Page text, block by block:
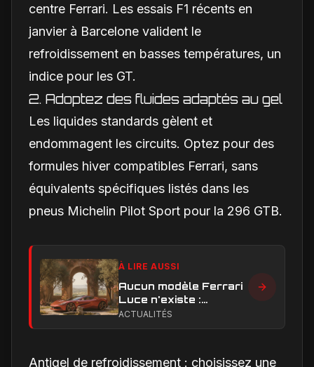
centre Ferrari. Les essais F1 récents en
janvier à Barcelone valident le
refroidissement en basses températures, un
indice pour les GT.
2. Adoptez des fluides adaptés au gel
Les liquides standards gèlent et
endommagent les circuits. Optez pour des
formules hiver compatibles Ferrari, sans
équivalents spécifiques listés dans les
pneus Michelin Pilot Sport pour la 296 GTB.
À LIRE AUSSI
Aucun modèle Ferrari
Luce n'existe :
clarification sur les
ACTUALITÉS
Antigel de refroidissement : choisissez une